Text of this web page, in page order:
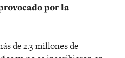
por la
de 2.3 millones de